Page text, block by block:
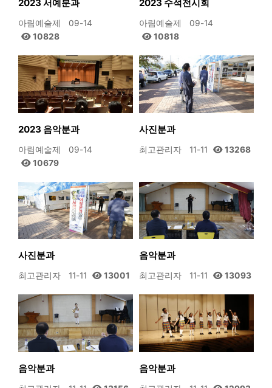
2023 서예분과
아림예술제
09-14
10828
2023 수석전시회
아림예술제
09-14
10818
2023 음악분과
아림예술제
09-14
10679
사진분과
최고관리자 11-11 13268
사진분과
최고관리자 11-11 13001
음악분과
최고관리자 11-11 13093
음악분과 음악분과